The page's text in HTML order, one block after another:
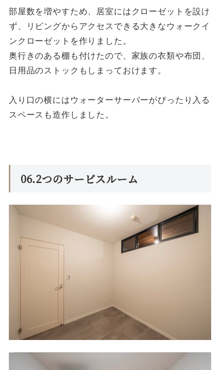
部屋数を増やすため、居室にはクローゼットを設け
ず、リビングからアクセスできる大きなウォークイ
ンクローゼットを作りました。
奥行きのある棚も付けたので、家族の衣類や布団、
日用品のストックもしまっておけます。
入り口の横にはウォーターサーバーがぴったり入る
スペースも造作しました。
06.2つのサービスルーム